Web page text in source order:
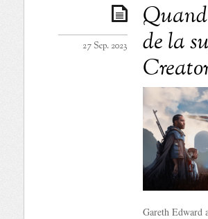
de la
27 Sep. 2023
Gareth Edward